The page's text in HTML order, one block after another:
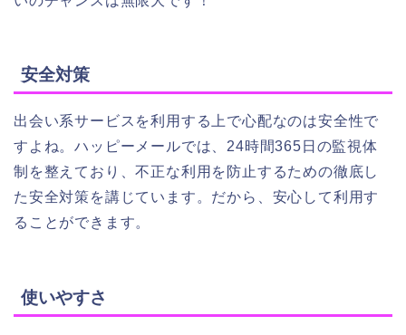
安全対策
出会い系サービスを利用する上で心配なのは安全性で
すよね。ハッピーメールでは、24時間365日の監視体
制を整えており、不正な利用を防止するための徹底し
た安全対策を講じています。だから、安心して利用す
ることができます。
使いやすさ